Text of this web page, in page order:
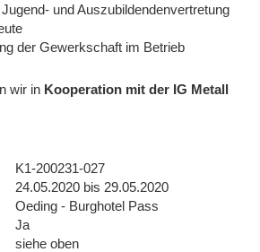
und Auszubildendenvertretung
der Gewerkschaft im Betrieb
wir in Kooperation mit der IG Metall
K1-200231-027
24.05.2020 bis 29.05.2020
Oeding - Burghotel Pass
Ja
siehe oben